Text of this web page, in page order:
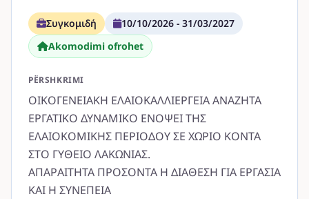
Συγκομιδή
10/10/2026 - 31/03/2027
Akomodimi ofrohet
PËRSHKRIMI
ΟΙΚΟΓΕΝΕΙΑΚΗ ΕΛΑΙΟΚΑΛΛΙΕΡΓΕΙΑ ΑΝΑΖΗΤΑ
ΕΡΓΑΤΙΚΟ ΔΥΝΑΜΙΚΟ ΕΝΟΨΕΙ ΤΗΣ
ΕΛΑΙΟΚΟΜΙΚΗΣ ΠΕΡΙΟΔΟΥ ΣΕ ΧΩΡΙΟ ΚΟΝΤΑ
ΣΤΟ ΓΥΘΕΙΟ ΛΑΚΩΝΙΑΣ.
ΑΠΑΡΑΙΤΗΤΑ ΠΡΟΣΟΝΤΑ Η ΔΙΑΘΕΣΗ ΓΙΑ ΕΡΓΑΣΙΑ
ΚΑΙ Η ΣΥΝΕΠΕΙΑ